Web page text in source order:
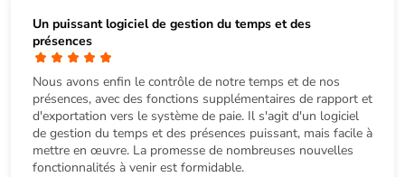
Un puissant logiciel de gestion du temps et des
présences
Nous avons enfin le contrôle de notre temps et de nos
présences, avec des fonctions supplémentaires de rapport et
d'exportation vers le système de paie. Il s'agit d'un logiciel
de gestion du temps et des présences puissant, mais facile à
mettre en œuvre. La promesse de nombreuses nouvelles
fonctionnalités à venir est formidable.